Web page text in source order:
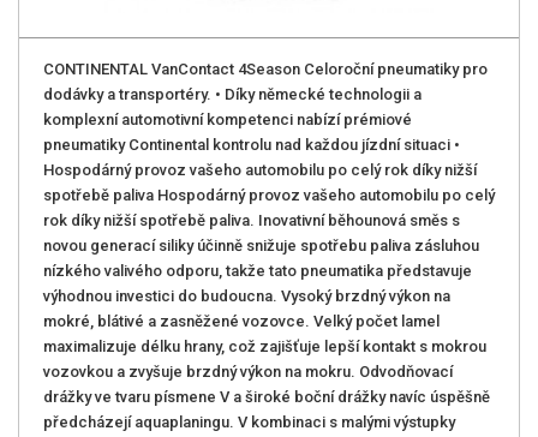
CONTINENTAL VanContact 4Season Celoroční pneumatiky pro
dodávky a transportéry. • Díky německé technologii a
komplexní automotivní kompetenci nabízí prémiové
pneumatiky Continental kontrolu nad každou jízdní situaci •
Hospodárný provoz vašeho automobilu po celý rok díky nižší
spotřebě paliva Hospodárný provoz vašeho automobilu po celý
rok díky nižší spotřebě paliva. Inovativní běhounová směs s
novou generací siliky účinně snižuje spotřebu paliva zásluhou
nízkého valivého odporu, takže tato pneumatika představuje
výhodnou investici do budoucna. Vysoký brzdný výkon na
mokré, blátivé a zasněžené vozovce. Velký počet lamel
maximalizuje délku hrany, což zajišťuje lepší kontakt s mokrou
vozovkou a zvyšuje brzdný výkon na mokru. Odvodňovací
drážky ve tvaru písmene V a široké boční drážky navíc úspěšně
předcházejí aquaplaningu. V kombinaci s malými výstupky